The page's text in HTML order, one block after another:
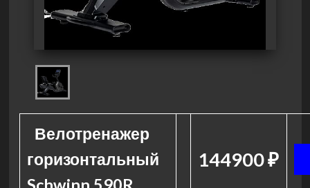
Велотренажер
горизонтальный
144900 ₽